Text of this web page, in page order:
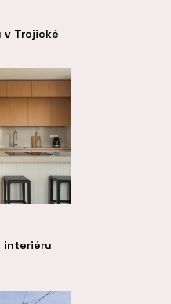
v Trojické
interiéru